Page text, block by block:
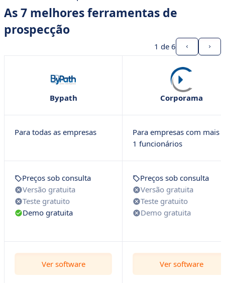
As 7 melhores ferramentas de
prospecção
1 de 6
Bypath Corporama
Para todas as empresas
Para empresas com mais
1 funcionários
Preços sob consulta
Versão gratuita
Teste gratuito
Demo gratuita
Preços sob consulta
Versão gratuita
Teste gratuito
Demo gratuita
Ver software Ver software